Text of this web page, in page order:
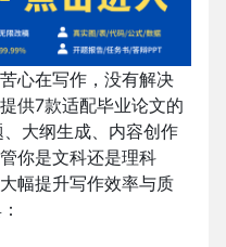
心在写作，没有解决
供7款适配毕业论文的
大纲生成、内容创作
你是文科还是理科
幅提升写作效率与质